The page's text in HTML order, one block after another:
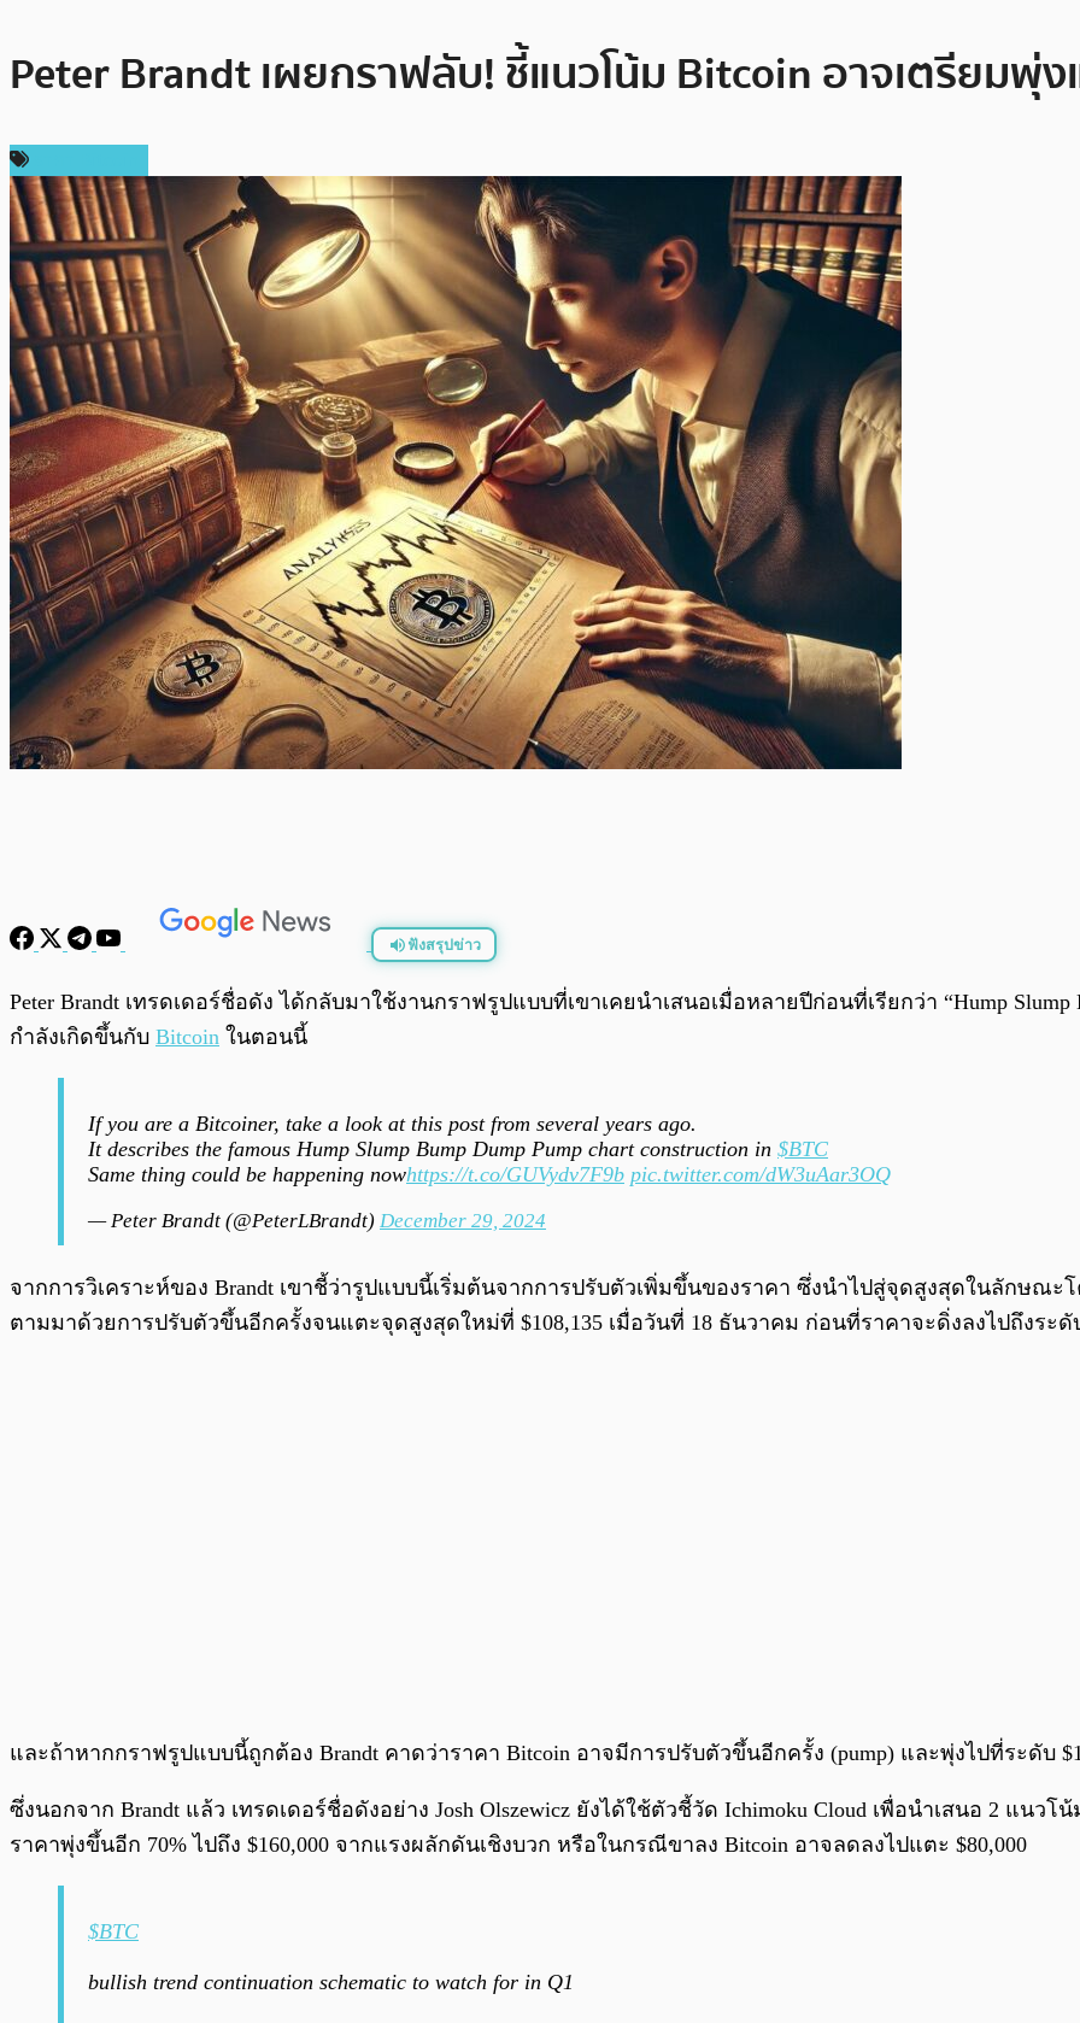
Peter Brandt เผยกราฟลับ! ชี้แนวโน้ม Bitcoin อาจเตรียมพุ่
ฟังสรุปข่าว
พร้อมเล่น
Peter Brandt เทรดเดอร์ชื่อดัง ได้กลับมาใช้งานกราฟรูปแบบที่เขาเคยนำเสนอเมื่อหลายปีก่อนที่เรียกว่า “Hump Slump
กำลังเกิดขึ้นกับ Bitcoin ในตอนนี้
If you are a Bitcoiner, take a look at this post from several years ago.
It describes the famous Hump Slump Bump Dump Pump chart construction in $BTC
Same thing could be happening nowhttps://t.co/GUVydv7F9b pic.twitter.com/dW3uAar3OQ
— Peter Brandt (@PeterLBrandt) December 29, 2024
จากการวิเคราะห์ของ Brandt เขาชี้ว่ารูปแบบนี้เริ่มต้นจากการปรับตัวเพิ่มขึ้นของราคา ซึ่งนำไปสู่จุดสูงสุดในลักษณะ
ตามมาด้วยการปรับตัวขึ้นอีกครั้งจนแตะจุดสูงสุดใหม่ที่ $108,135 เมื่อวันที่ 18 ธันวาคม ก่อนที่ราคาจะดิ่งลงไปถึงระดั
และถ้าหากกราฟรูปแบบนี้ถูกต้อง Brandt คาดว่าราคา Bitcoin อาจมีการปรับตัวขึ้นอีกครั้ง (pump) และพุ่งไปที่ระดับ
ซึ่งนอกจาก Brandt แล้ว เทรดเดอร์ชื่อดังอย่าง Josh Olszewicz ยังได้ใช้ตัวชี้วัด Ichimoku Cloud เพื่อนำเสนอ 2 แน
ราคาพุ่งขึ้นอีก 70% ไปถึง $160,000 จากแรงผลักดันเชิงบวก หรือในกรณีขาลง Bitcoin อาจลดลงไปแตะ $80,000
$BTC
bullish trend continuation schematic to watch for in Q1